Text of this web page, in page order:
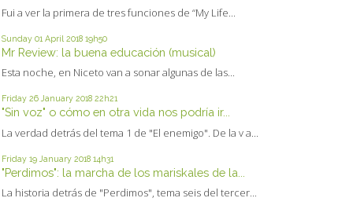
Fui a ver la primera de tres funciones de “My Life...
Sunday 01 April 2018 19h50
Mr Review: la buena educación (musical)
Esta noche, en Niceto van a sonar algunas de las...
Friday 26 January 2018 22h21
"Sin voz" o cómo en otra vida nos podría ir...
La verdad detrás del tema 1 de "El enemigo". De la v a...
Friday 19 January 2018 14h31
"Perdimos": la marcha de los mariskales de la...
La historia detrás de "Perdimos", tema seis del tercer...